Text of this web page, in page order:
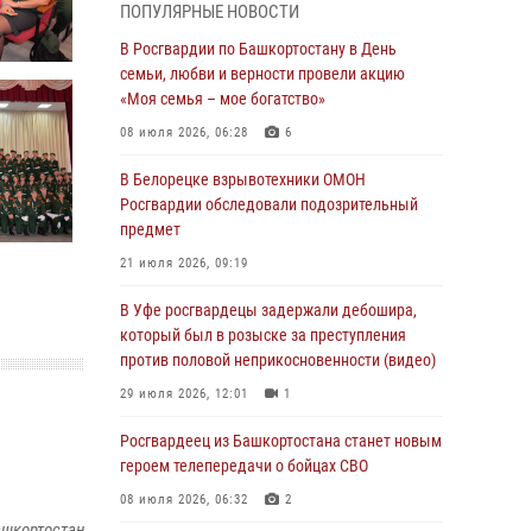
За героями - будущее: В Башкортостане
стартовала акция Росгвардии "Письмо
В Башкирии росгвардейцы провели
волейбольный турнир на открытом воздухе
03 августа 2026, 04:29
В Уфе росгвардейцы по горячим следам
задержали подозреваемого в открытом
хищении из аптеки (видео)
03 августа 2026, 04:15
Начальник отделения учёта и
комплектования Росгвардии Башкортостана
ответил на вопросы граждан
ПОПУЛЯРНЫЕ НОВОСТИ
В Росгвардии по Башкортостану в День
семьи, любви и верности провели акцию
«Моя семья – мое богатство»
08 июля 2026, 06:28 6
В Белорецке взрывотехники ОМОН
Росгвардии обследовали подозрительный
предмет
21 июля 2026, 09:19
В Уфе росгвардецы задержали дебошира,
который был в розыске за преступления
против половой неприкосновенности (видео)
29 июля 2026, 12:01 1
Росгвардеец из Башкортостана станет новым
героем телепередачи о бойцах СВО
08 июля 2026, 06:32 2